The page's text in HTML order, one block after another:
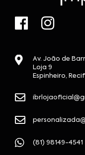
Av. João de
Loja 9
Espinheiro,
(81) 98149-4541